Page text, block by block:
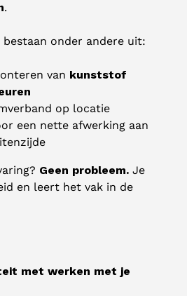
.
onder andere uit:
van kunststof
op locatie
een nette afwerking aan
Geen probleem. Je
en leert het vak in de
met werken met je